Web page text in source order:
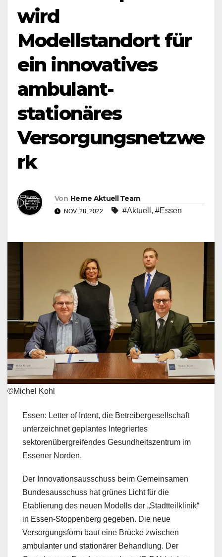
wird
Modellstandort für
ein innovatives
ambulant-
stationäres
Versorgungsnetzwe
rk
Von Herne Aktuell Team
NOV. 28, 2022 #Aktuell , #Essen
©Michel Kohl
Essen: Letter of Intent, die Betreibergesellschaft
unterzeichnet geplantes Integriertes
sektorenübergreifendes Gesundheitszentrum im
Essener Norden.
Der Innovationsausschuss beim Gemeinsamen
Bundesausschuss hat grünes Licht für die
Etablierung des neuen Modells der „Stadtteilklinik“
in Essen-Stoppenberg gegeben. Die neue
Versorgungsform baut eine Brücke zwischen
ambulanter und stationärer Behandlung. Der